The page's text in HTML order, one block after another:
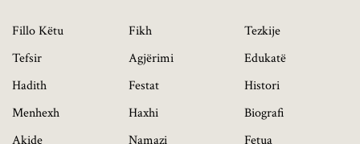
Fillo Këtu
Tefsir
Hadith
Menhexh
Akide
Fikh
Agjërimi
Festat
Haxhi
Namazi
Tezkije
Edukatë
Histori
Biografi
Fetua